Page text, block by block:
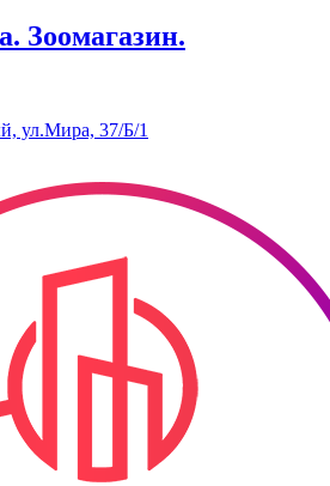
Зоомагазин.
ул.Мира, 37/Б/1